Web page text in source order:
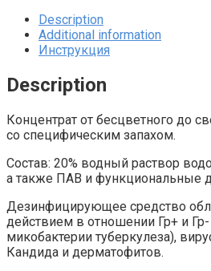
Description
Additional information
Инструкция
Description
Концентрат от бесцветного до
со специфическим запахом.
Состав: 20% водный раствор
а также ПАВ и функциональные
Дезинфицирующее средство
действием в отношении Гр+ и
микобактерии туберкулеза),
Кандида и дерматофитов.